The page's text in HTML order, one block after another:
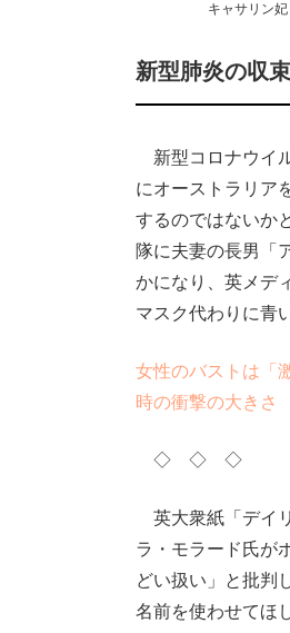
キャサリン妃
新型肺炎の収
新型コロナウイ
にオーストラリア
するのではないか
隊に夫妻の長男「
かになり、英メデ
マスク代わりに青
女性のバストは「
時の衝撃の大きさ
◇ ◇ ◇
英大衆紙「デイ
ラ・モラード氏が
どい扱い」と批判
名前を使わせてほ